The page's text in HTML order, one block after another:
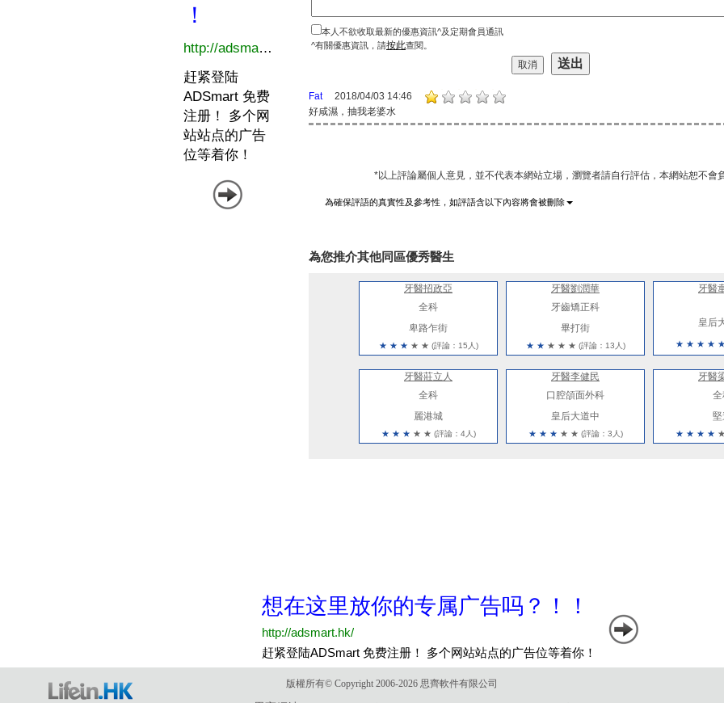
本人不欲收取最新的優惠資訊^及定期會員通訊
^有關優惠資訊，請按此查閱。
Fat
2018/04/03 14:46
好咸濕，抽我老婆水
*以上評論屬個人意見，並不代表本網站立場，瀏覽者請自行評估，本網站恕不會
為確保評語的真實性及參考性，如評語含以下內容將會被刪除
為您推介其他同區優秀醫生
牙醫招政亞
全科
卑路乍街
★ ★ ★ ★ ★ (評論：15人)
牙醫劉潤華
牙齒矯正科
畢打街
★ ★ ★ ★ ★ (評論：13人)
牙醫
皇后
★ ★ ★ ★ ★
牙醫莊立人
全科
麗港城
★ ★ ★ ★ ★ (評論：4人)
牙醫李健民
口腔頜面外科
皇后大道中
★ ★ ★ ★ ★ (評論：3人)
牙醫
堅
★ ★ ★ ★ ★
版權所有© Copyright 2006-2026 思齊軟件有限公司